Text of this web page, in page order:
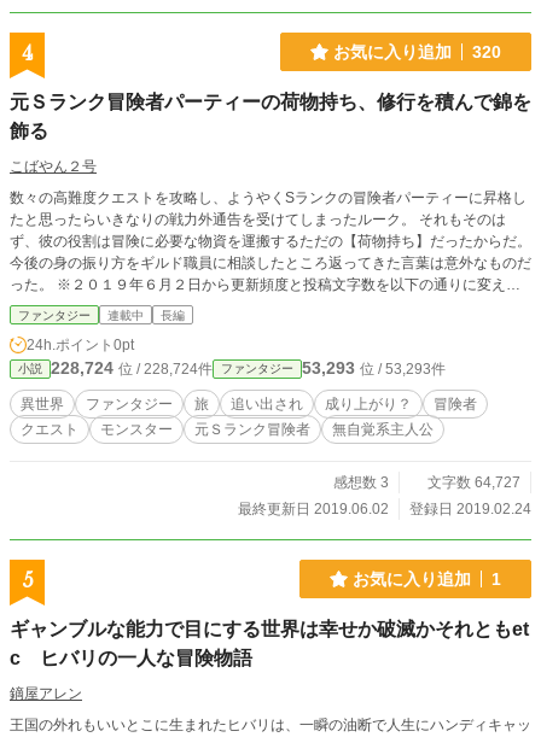
4 お気に入り追加 320
元Ｓランク冒険者パーティーの荷物持ち、修行を積んで錦を
飾る
こばやん２号
数々の高難度クエストを攻略し、ようやくSランクの冒険者パーティーに昇格し
たと思ったらいきなりの戦力外通告を受けてしまったルーク。 それもそのは
ず、彼の役割は冒険に必要な物資を運搬するただの【荷物持ち】だったからだ。
今後の身の振り方をギルド職員に相談したところ返ってきた言葉は意外なものだ
った。 ※２０１９年６月２日から更新頻度と投稿文字数を以下の通りに変えま
す 更新頻度はメインで投稿している作品もありますので不定期の投稿となりま
す。 文字数は２０００文字程度を予定しておりますので、以上の点を踏まえて
ご理解とご了承いただければなと思います。 ※この小説はアルファポリス、小
説家になろうの両サイトで同時投稿されています。
ファンタジー 連載中 長編
24h.ポイント 0pt
小説 228,724 位 / 228,724件 ファンタジー 53,293 位 / 53,293件
異世界 ファンタジー 旅 追い出され 成り上がり？
冒険者
クエスト
モンスター 元Ｓランク冒険者 無自覚系主人公
感想数 3
文字数 64,727
最終更新日 2019.06.02
登録日 2019.02.24
5 お気に入り追加 1
ギャンブルな能力で目にする世界は幸せか破滅かそれともet
c ヒバリの一人な冒険物語
鏑屋アレン
王国の外れもいいとこに生まれたヒバリは、一瞬の油断で人生にハンディキャッ